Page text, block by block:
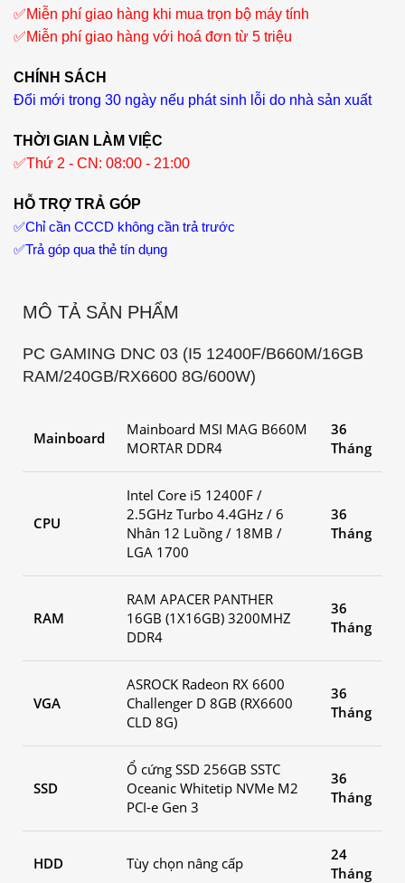
✅Miễn phí giao hàng khi mua trọn bộ máy tính
✅Miễn phí giao hàng với hoá đơn từ 5 triệu
CHÍNH SÁCH
Đổi mới trong 30 ngày nếu phát sinh lỗi do nhà sản xuất
THỜI GIAN LÀM VIỆC
✅Thứ 2 - CN: 08:00 - 21:00
HỖ TRỢ TRẢ GÓP
✅Chỉ cần CCCD không cần trả trước
✅Trả góp qua thẻ tín dụng
MÔ TẢ SẢN PHẨM
PC GAMING DNC 03 (I5 12400F/B660M/16GB
RAM/240GB/RX6600 8G/600W)
Mainboard
Mainboard MSI MAG B660M
MORTAR DDR4
36
Tháng
CPU
Intel Core i5 12400F /
2.5GHz Turbo 4.4GHz / 6
Nhân 12 Luồng / 18MB /
LGA 1700
36
Tháng
RAM
RAM APACER PANTHER
16GB (1X16GB) 3200MHZ
DDR4
36
Tháng
VGA
ASROCK Radeon RX 6600
Challenger D 8GB (RX6600
CLD 8G)
36
Tháng
SSD
Ổ cứng SSD 256GB SSTC
Oceanic Whitetip NVMe M2
PCI-e Gen 3
36
Tháng
HDD Tùy chọn nâng cấp
24
Tháng